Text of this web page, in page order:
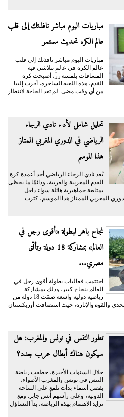
مباريات اليوم مباشر نافذتك إلى قلب
عالم الكره تحديث مستمر
مباريات اليوم مباشر نافذتك إلى قلب
عالم الكره في عالمٍ تتلاشى فيه
المسافات بلمسة زر، أصبحت كرة
القدم، هذه اللعبة الساحرة، أقرب إلينا
من أي وقت مضى. لم تعد الحاجة لانتظار
تحليل شامل لأداء نادي الرجاء
الرياضي في الدوري المغربي الممتاز
هذا الموسم
يُعد نادي الرجاء الرياضي أحد أعمدة كرة
القدم المغربية والعربية، ودائمًا ما يحظى
بمتابعة جماهيرية هائلة سواء داخل
المغربي الممتاز هذا الموسم، كثرت
نجاح باهر لبطولة «أقوى رجل في
العالم» بمشاركة 18 دولة وتألّق
مصري...
اختتمت فعاليات بطولة أقوى رجل في
العالم بنجاح كبير، وذلك بمشاركة
رياضية دولية واسعة ضمّت 18 دولة من
والقوة والإثارة، حيث استضافت أوزبكستان
تطور التنس في تونس والمغرب: هل
سيكون هناك أبطال عرب جدد؟
خلال السنوات الأخيرة، خطفت رياضة
التنس في تونس والمغرب الأضواء،
بفضل أسماء بدأت تلمع على الساحة
الدولية، وعلى رأسهم أُنس جابر. ومع
تزايد الاهتمام بهذه الرياضة، بدأ التساؤل